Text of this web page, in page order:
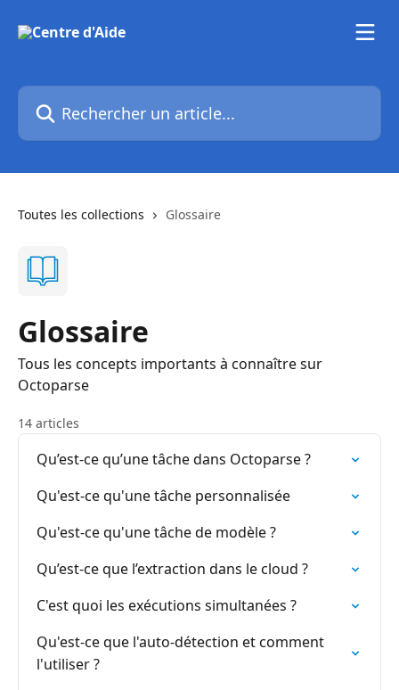
Rechercher un article...
Toutes les collections Glossaire
Glossaire
Tous les concepts importants à connaître sur
Octoparse
14 articles
Qu’est-ce qu’une tâche dans Octoparse ?
Qu'est-ce qu'une tâche personnalisée
Qu'est-ce qu'une tâche de modèle ?
Qu’est-ce que l’extraction dans le cloud ?
C'est quoi les exécutions simultanées ?
Qu'est-ce que l'auto-détection et comment
l'utiliser ?